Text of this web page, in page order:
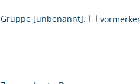
Gruppe [unbenannt]: